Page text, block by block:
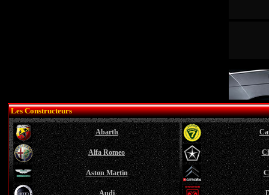
Les Constructeurs
Abarth
Alfa Romeo
Aston Martin
Audi